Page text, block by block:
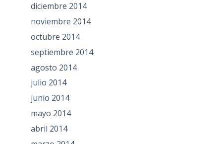
diciembre 2014
noviembre 2014
octubre 2014
septiembre 2014
agosto 2014
julio 2014
junio 2014
mayo 2014
abril 2014